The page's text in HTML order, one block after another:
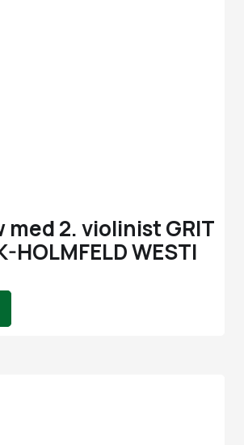
2. violinist GRIT
HOLMFELD WESTI